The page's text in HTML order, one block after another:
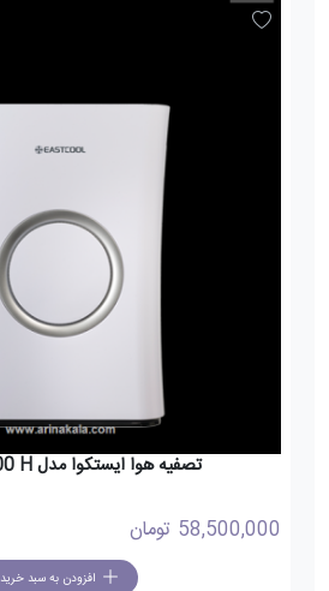
تصفیه هوا ایستکوا مدل TM TW400 H
58,500,000 تومان
افزودن به سبد خرید